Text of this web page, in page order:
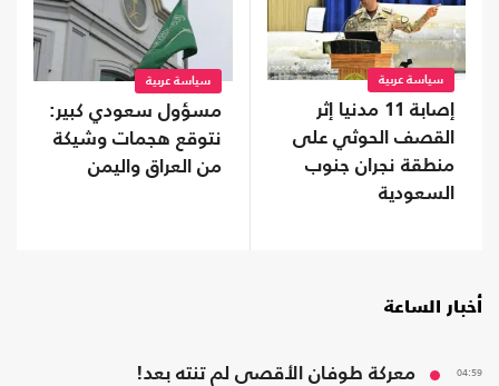
سياسة عربية
إصابة 11 مدنيا إثر
القصف الحوثي على
منطقة نجران جنوب
السعودية
سياسة عربية
مسؤول سعودي كبير:
نتوقع هجمات وشيكة
من العراق واليمن
أخبار الساعة
04:59 معركة طوفان الأقصى لم تنته بعد!